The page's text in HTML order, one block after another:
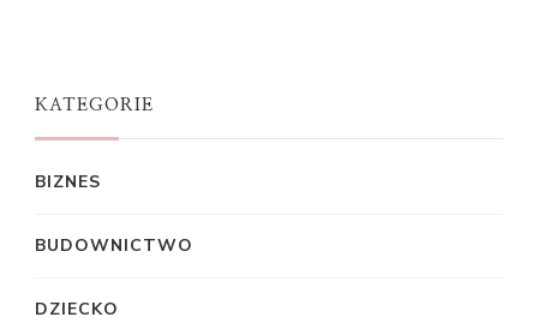
KATEGORIE
BIZNES
BUDOWNICTWO
DZIECKO